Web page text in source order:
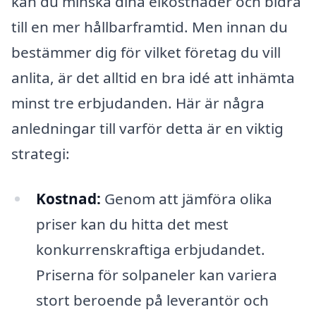
till en mer hållbarframtid. Men innan du
bestämmer dig för vilket företag du vill
anlita, är det alltid en bra idé att inhämta
minst tre erbjudanden. Här är några
anledningar till varför detta är en viktig
strategi:
Kostnad: Genom att jämföra olika
priser kan du hitta det mest
konkurrenskraftiga erbjudandet.
Priserna för solpaneler kan variera
stort beroende på leverantör och